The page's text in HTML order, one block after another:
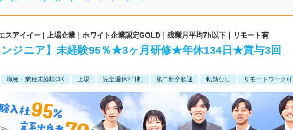
スアイイー | 上場企業｜ホワイト企業認定GOLD｜残業月平均7h以下｜リモート有
ンジニア】未経験95％★3ヶ月研修★年休134日★賞与3回
職種・業種未経験OK 上場 完全週休2日制 第二新卒歓迎 転勤なし リモートワーク可